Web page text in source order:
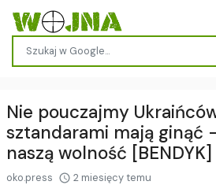
Nie pouczajmy
sztandarami mają ginąć
naszą wolność [BENDYK]
oko.press 2 miesięcy temu